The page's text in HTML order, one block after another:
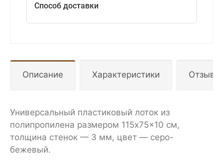
Способ доставки
Описание Характеристики
Универсальный пластиковый лоток из
полипропилена размером 115x75x10 см,
толщина стенок — 3 мм, цвет — серо-
бежевый.